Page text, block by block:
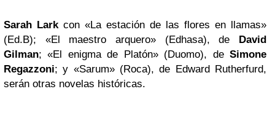
Sarah Larkcon «La estación de las flores en llamas»
(Ed.B); «El maestro arquero» (Edhasa), de David
Gilman; «El enigma de Platón» (Duomo), de Simone
Regazzoni; y «Sarum» (Roca), de Edward Rutherfurd,
serán otras novelas históricas.